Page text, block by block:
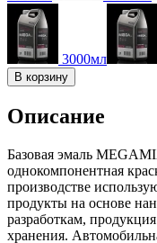
3000мл
В корзину
Описание
Базовая эмаль
однокомпонентная
производстве
продукты на основе
разработкам,
хранения.